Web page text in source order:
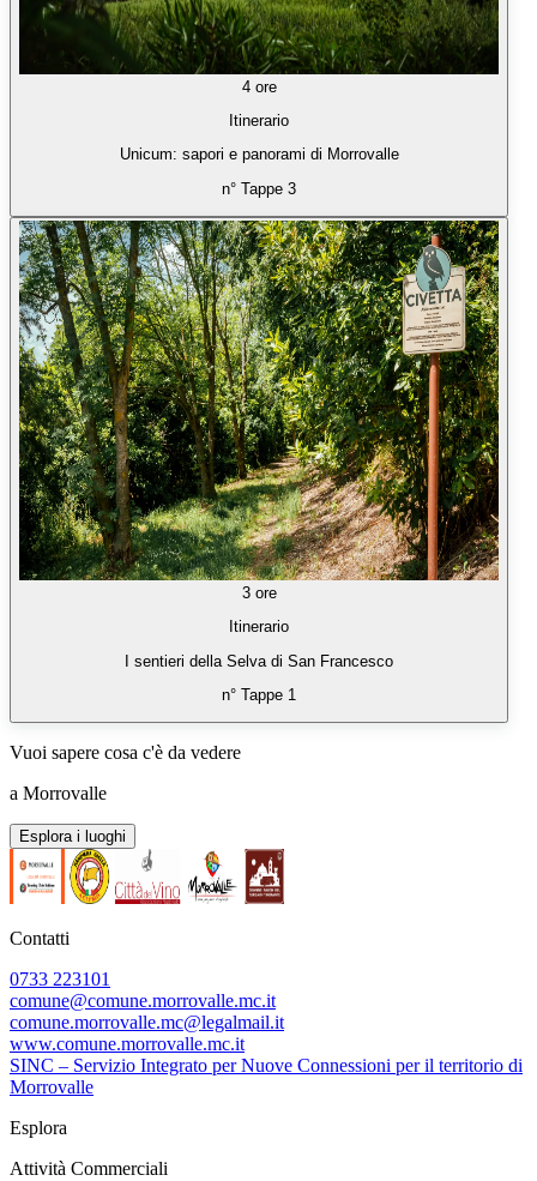
4 ore
Itinerario
Unicum: sapori e panorami di Morrovalle
n° Tappe 3
3 ore
Itinerario
I sentieri della Selva di San Francesco
n° Tappe 1
Vuoi sapere cosa c'è da vedere
a Morrovalle
Esplora i luoghi
Contatti
0733 223101
comune@comune.morrovalle.mc.it
comune.morrovalle.mc@legalmail.it
www.comune.morrovalle.mc.it
SINC – Servizio Integrato per Nuove Connessioni per il territorio di
Morrovalle
Esplora
Attività Commerciali